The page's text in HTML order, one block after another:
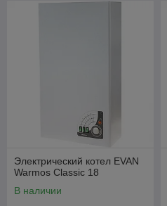
Электрический котел EVAN
Warmos Classic 18
В наличии